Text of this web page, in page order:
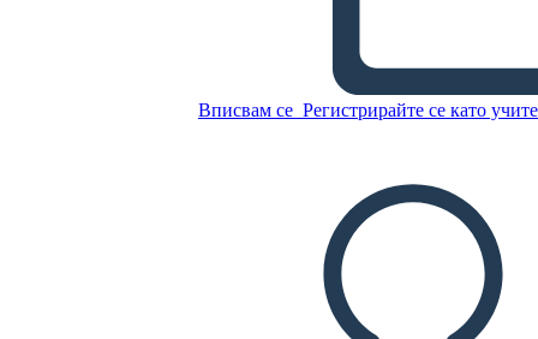
Вписвам се Регистрирайте се като
Storyboard That
Копирайте този Storyboard